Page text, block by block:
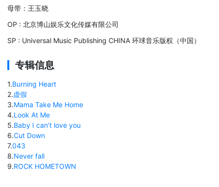
母带：王玉晓
OP : 北京博山娱乐文化传媒有限公司
SP : Universal Music Publishing CHINA 环球音乐版权（中国）
专辑信息
1.Burning Heart
2.虚假
3.Mama Take Me Home
4.Look At Me
5.Baby I can’t love you
6.Cut Down
7.043
8.Never fall
9.ROCK HOMETOWN